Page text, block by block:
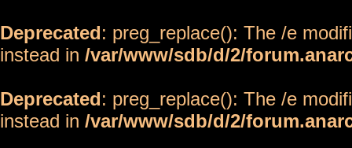
Deprecated: preg_replace(): The /e
instead in /var/www/sdb/d/2/
Deprecated: preg_replace(): The /e
instead in /var/www/sdb/d/2/